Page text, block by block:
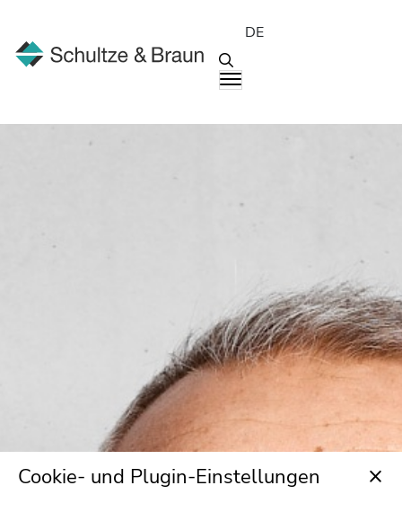
DE
Andreas J. Baumert
Cookie- und Plugin-Einstellungen